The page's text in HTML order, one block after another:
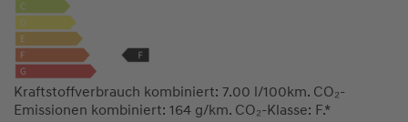
Kraftstoffverbrauch kombiniert: 7.00 l/100km. CO₂-
Emissionen kombiniert: 164 g/km. CO₂-Klasse: F.*